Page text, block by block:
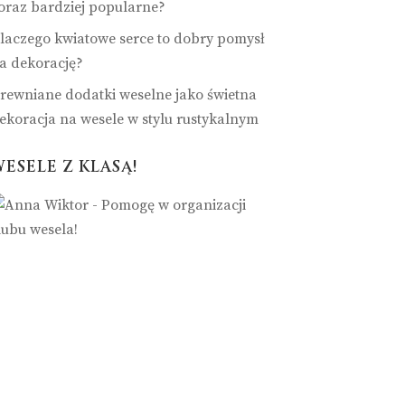
bardziej popularne?
kwiatowe serce to dobry pomysł
dekorację?
dodatki weselne jako świetna
na wesele w stylu rustykalnym
Z KLASĄ!